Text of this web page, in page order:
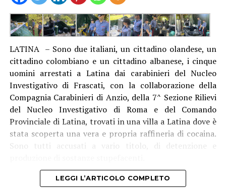
LATINA – Sono due italiani, un cittadino olandese, un
cittadino colombiano e un cittadino albanese, i cinque
uomini arrestati a Latina dai carabinieri del Nucleo
Investigativo di Frascati, con la collaborazione della
Compagnia Carabinieri di Anzio, della 7^ Sezione Rilievi
del Nucleo Investigativo di Roma e del Comando
Provinciale di Latina, trovati in una villa a Latina dove è
stata scoperta una vera e propria raffineria di cocaina.
Sono tutti accusati a vario titolo, di detenzione e
LEGGI L’ARTICOLO COMPLETO